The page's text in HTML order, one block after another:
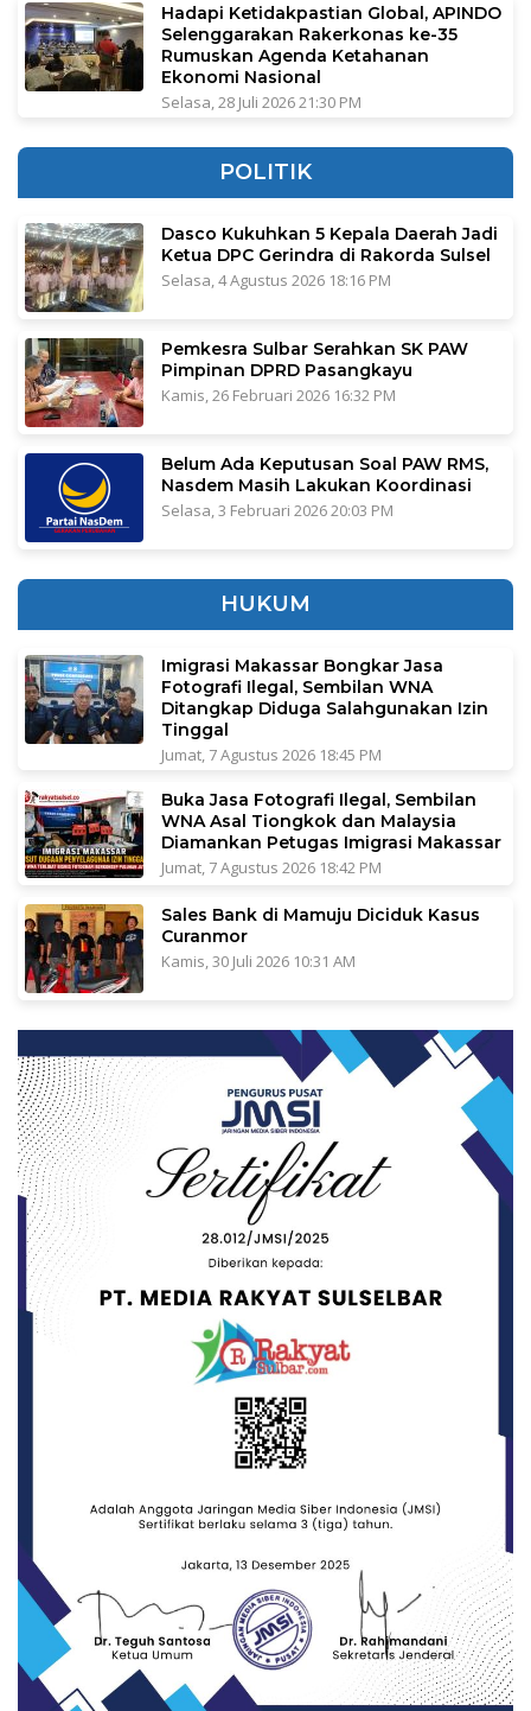
Hadapi Ketidakpastian Global, APINDO
Selenggarakan Rakerkonas ke-35
Rumuskan Agenda Ketahanan
Ekonomi Nasional
Selasa, 28 Juli 2026 21:30 PM
POLITIK
Dasco Kukuhkan 5 Kepala Daerah Jadi
Ketua DPC Gerindra di Rakorda Sulsel
Selasa, 4 Agustus 2026 18:16 PM
Pemkesra Sulbar Serahkan SK PAW
Pimpinan DPRD Pasangkayu
Kamis, 26 Februari 2026 16:32 PM
Belum Ada Keputusan Soal PAW RMS,
Nasdem Masih Lakukan Koordinasi
Selasa, 3 Februari 2026 20:03 PM
HUKUM
Imigrasi Makassar Bongkar Jasa
Fotografi Ilegal, Sembilan WNA
Ditangkap Diduga Salahgunakan Izin
Tinggal
Jumat, 7 Agustus 2026 18:45 PM
Buka Jasa Fotografi Ilegal, Sembilan
WNA Asal Tiongkok dan Malaysia
Diamankan Petugas Imigrasi Makassar
Jumat, 7 Agustus 2026 18:42 PM
Sales Bank di Mamuju Diciduk Kasus
Curanmor
Kamis, 30 Juli 2026 10:31 AM